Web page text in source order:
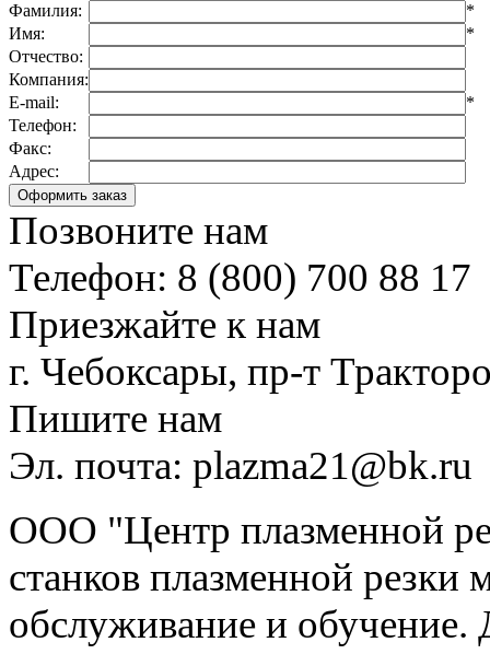
Фамилия:
*
Имя:
*
Отчество:
Компания:
E-mail:
*
Телефон:
Факс:
Адрес:
Позвоните нам
Телефон: 8 (800) 700 88 17
Приезжайте к нам
г. Чебоксары, пр-т
Пишите нам
Эл. почта: plazma21@bk.ru
ООО "Центр плазменной
станков плазменной резки
обслуживание и обучение.